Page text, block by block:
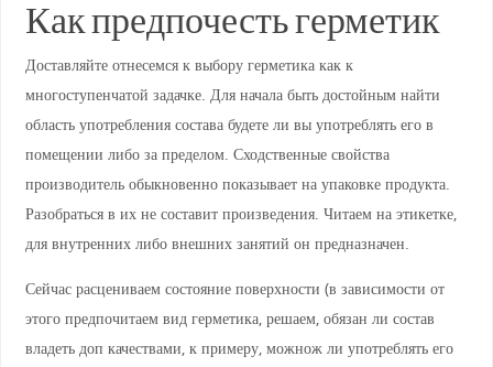
Как предпочесть герметик
Доставляйте отнесемся к выбору герметика как к
многоступенчатой задачке. Для начала быть достойным найти
область употребления состава будете ли вы употреблять его в
помещении либо за пределом. Сходственные свойства
производитель обыкновенно показывает на упаковке продукта.
Разобраться в их не составит произведения. Читаем на этикетке,
для внутренних либо внешних занятий он предназначен.
Сейчас расцениваем состояние поверхности (в зависимости от
этого предпочитаем вид герметика, решаем, обязан ли состав
владеть доп качествами, к примеру, можнож ли употреблять его